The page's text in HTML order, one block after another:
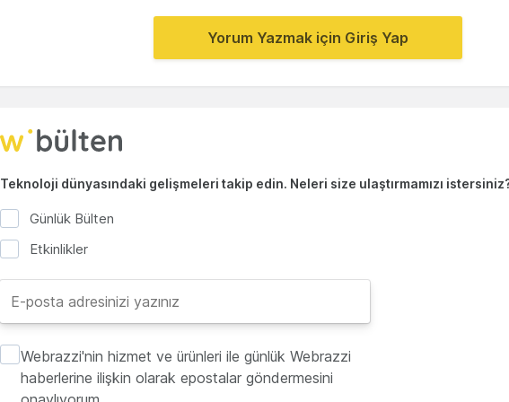
Yorum Yazmak için Giriş Yap
Teknoloji dünyasındaki gelişmeleri takip edin. Neleri size ulaştırmamızı
Günlük Bülten
Etkinlikler
Webrazzi'nin hizmet ve ürünleri ile günlük Webrazzi
haberlerine ilişkin olarak epostalar göndermesini